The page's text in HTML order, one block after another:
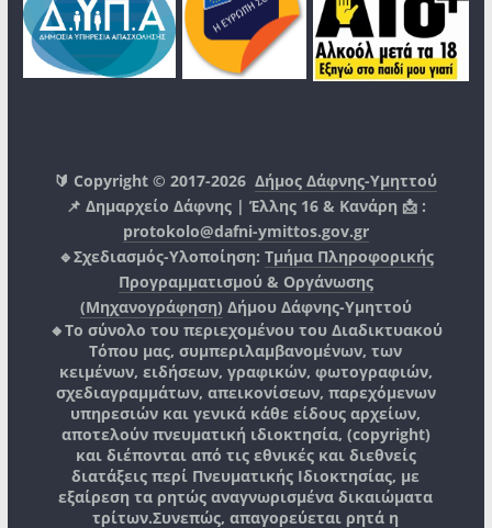
🔰 Copyright © 2017-2026Δήμος Δάφνης-Υμηττού
📌 Δημαρχείο Δάφνης | Έλλης 16 & Κανάρη 📩 :
protokolo@dafni-ymittos.gov.gr
🔹Σχεδιασμός-Υλοποίηση: Τμήμα Πληροφορικής
Προγραμματισμού & Οργάνωσης
(Μηχανογράφηση) Δήμου Δάφνης-Υμηττού
🔸Το σύνολο του περιεχομένου του Διαδικτυακού
Τόπου μας, συμπεριλαμβανομένων, των
κειμένων, ειδήσεων, γραφικών, φωτογραφιών,
σχεδιαγραμμάτων, απεικονίσεων, παρεχόμενων
υπηρεσιών και γενικά κάθε είδους αρχείων,
αποτελούν πνευματική ιδιοκτησία, (copyright)
και διέπονται από τις εθνικές και διεθνείς
διατάξεις περί Πνευματικής Ιδιοκτησίας, με
εξαίρεση τα ρητώς αναγνωρισμένα δικαιώματα
τρίτων.Συνεπώς, απαγορεύεται ρητά η